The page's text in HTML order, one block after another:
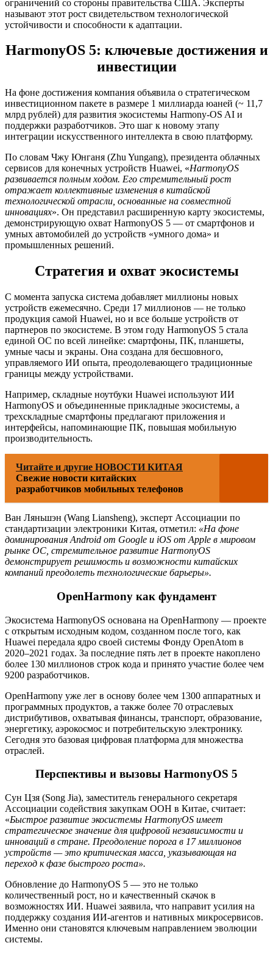
ограничений со стороны правительства США. Эксперты
называют этот рост свидетельством технологической
устойчивости и способности к адаптации.
HarmonyOS 5: ключевые достижения и
инвестиции
На фоне достижения компания объявила о стратегическом
инвестиционном пакете в размере 1 миллиарда юаней (~ 11,7
млрд рублей) для развития экосистемы Harmony-OS AI и
поддержки разработчиков. Это шаг к новому этапу
интеграции искусственного интеллекта в свою платформу.
По словам Чжу Юнганя (Zhu Yungang), президента облачных
сервисов для конечных устройств Huawei, «HarmonyOS
развивается полным ходом. Его стремительный рост
отражает коллективные изменения в китайской
технологической отрасли, основанные на совместной
инновациях». Он представил расширенную карту экосистемы,
демонстрирующую охват HarmonyOS 5 — от смартфонов и
умных автомобилей до устройств «умного дома» и
промышленных решений.
Стратегия и охват экосистемы
С момента запуска система добавляет миллионы новых
устройств ежемесячно. Среди 17 миллионов — не только
продукция самой Huawei, но и все больше устройств от
партнеров по экосистеме. В этом году HarmonyOS 5 стала
единой ОС по всей линейке: смартфоны, ПК, планшеты,
умные часы и экраны. Она создана для бесшовного,
управляемого ИИ опыта, преодолевающего традиционные
границы между устройствами.
Например, складные ноутбуки Huawei используют ИИ
HarmonyOS и объединенные прикладные экосистемы, а
трехскладные смартфоны предлагают приложения и
интерфейсы, напоминающие ПК, повышая мобильную
производительность.
Читайте и другие НОВОСТИ КИТАЯ
Свежие новости китайских
разработчиков мобильных телефонов
Ван Ляньшэн (Wang Liansheng), эксперт Ассоциации по
стандартизации электроники Китая, отметил: «На фоне
доминирования Android от Google и iOS от Apple в мировом
рынке ОС, стремительное развитие HarmonyOS
демонстрирует решимость и возможности китайских
компаний преодолеть технологические барьеры».
OpenHarmony как фундамент
Экосистема HarmonyOS основана на OpenHarmony — проекте
с открытым исходным кодом, созданном после того, как
Huawei передала ядро своей системы Фонду OpenAtom в
2020–2021 годах. За последние пять лет в проекте накоплено
более 130 миллионов строк кода и принято участие более чем
9200 разработчиков.
OpenHarmony уже лег в основу более чем 1300 аппаратных и
программных продуктов, а также более 70 отраслевых
дистрибутивов, охватывая финансы, транспорт, образование,
энергетику, аэрокосмос и потребительскую электронику.
Сегодня это базовая цифровая платформа для множества
отраслей.
Перспективы и вызовы HarmonyOS 5
Сун Цзя (Song Jia), заместитель генерального секретаря
Ассоциации содействия закупкам ООН в Китае, считает:
«Быстрое развитие экосистемы HarmonyOS имеет
стратегическое значение для цифровой независимости и
инноваций в стране. Преодоление порога в 17 миллионов
устройств — это критическая масса, указывающая на
переход к фазе быстрого роста».
Обновление до HarmonyOS 5 — это не только
количественный рост, но и качественный скачок в
возможностях ИИ. Huawei заявила, что направит усилия на
поддержку создания ИИ-агентов и нативных микросервисов.
Именно они становятся ключевым направлением эволюции
системы.